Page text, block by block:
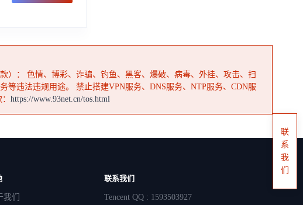
）： 色情、博彩、诈骗、钓鱼、黑客、爆破、病毒、外挂、攻击、扫
违法违规用途。 禁止搭建VPN服务、DNS服务、NTP服务、CDN服
https://www.93net.cn/tos.html
我们
联系我们
Tencent QQ : 1593503927
联
系
我
们